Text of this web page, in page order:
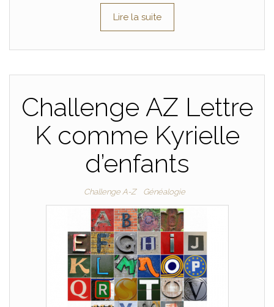
Lire la suite
Challenge AZ Lettre
K comme Kyrielle
d’enfants
Challenge A-Z Généalogie